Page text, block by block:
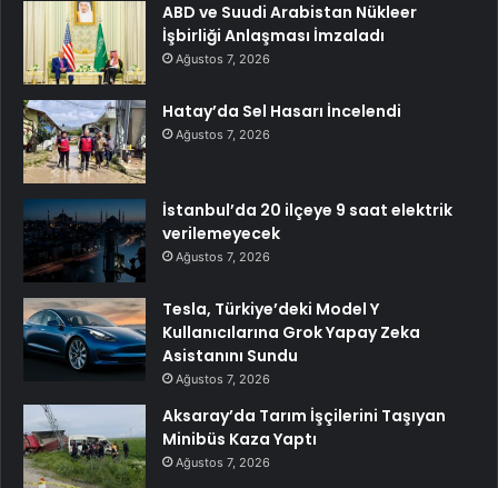
ABD ve Suudi Arabistan Nükleer
İşbirliği Anlaşması İmzaladı
Ağustos 7, 2026
Hatay’da Sel Hasarı İncelendi
Ağustos 7, 2026
İstanbul’da 20 ilçeye 9 saat elektrik
verilemeyecek
Ağustos 7, 2026
Tesla, Türkiye’deki Model Y
Kullanıcılarına Grok Yapay Zeka
Asistanını Sundu
Ağustos 7, 2026
Aksaray’da Tarım İşçilerini Taşıyan
Minibüs Kaza Yaptı
Ağustos 7, 2026